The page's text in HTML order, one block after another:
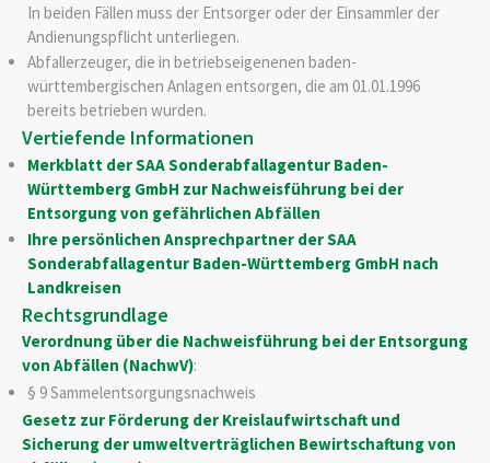
In beiden Fällen muss der Entsorger oder der Einsammler der
Andienungspflicht unterliegen.
Abfallerzeuger, die in betriebseigenenen baden-
württembergischen Anlagen entsorgen, die am 01.01.1996
bereits betrieben wurden.
Vertiefende Informationen
Merkblatt der SAA Sonderabfallagentur Baden-
Württemberg GmbH zur Nachweisführung bei der
Entsorgung von gefährlichen Abfällen
Ihre persönlichen Ansprechpartner der SAA
Sonderabfallagentur Baden-Württemberg GmbH nach
Landkreisen
Rechtsgrundlage
Verordnung über die Nachweisführung bei der Entsorgung
von Abfällen (NachwV):
§ 9Sammelentsorgungsnachweis
Gesetz zur Förderung der Kreislaufwirtschaft und
Sicherung der umweltverträglichen Bewirtschaftung von